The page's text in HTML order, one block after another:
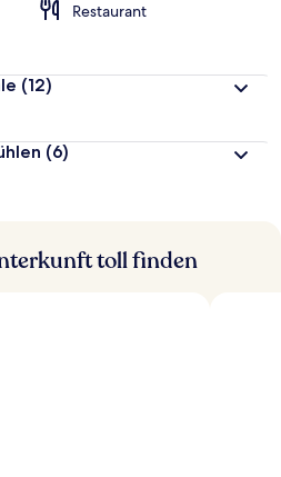
Restaurant
(12)
(6)
toll finden